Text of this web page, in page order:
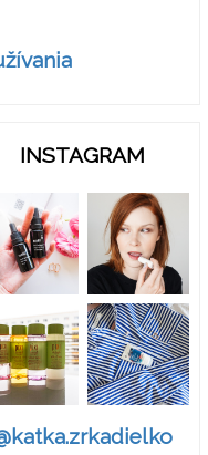
INSTAGRAM